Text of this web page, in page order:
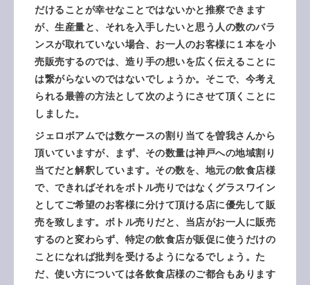
だけることが幸せなことではないかと推察できます
が、生産量と、それを入手したいと思う人の数のバラ
ンスが取れていない場合、お一人のお客様に１本を小
売販売するのでは、造り手の想いを広く伝えることに
は繋がらないのではないでしょうか。そこで、今考え
られる最善の方法として次のようにさせて頂くことに
しました。
ジェロボアムでは数ケースの割り当てを曽我さんから
頂いていますが、まず、その数量は神戸への地域割り
当てだと解釈しています。その数を、地元の飲食店様
で、できればそれをボトル売りではなくグラスワイン
としてご希望のお客様に分けて頂ける店に優先して販
売を致します。ボトル売りだと、当店がお一人に販売
するのと変わらず、特定の飲食店が販促に使うだけの
ことになれば批判を受けるようになるでしょう。た
だ、使い方については各飲食店様のご都合もあります